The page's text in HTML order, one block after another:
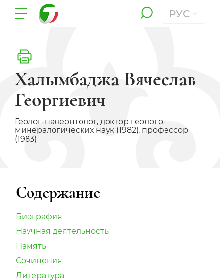
РУС
Халымбаджа Вячеслав
Георгиевич
Геолог-палеонтолог, доктор геолого-
минералогических наук (1982), профессор
(1983)
Содержание
Биография
Научная деятельность
Память
Сочинения
Литература